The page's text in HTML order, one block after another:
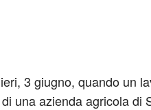
3 giugno, quando un
una azienda agricola di